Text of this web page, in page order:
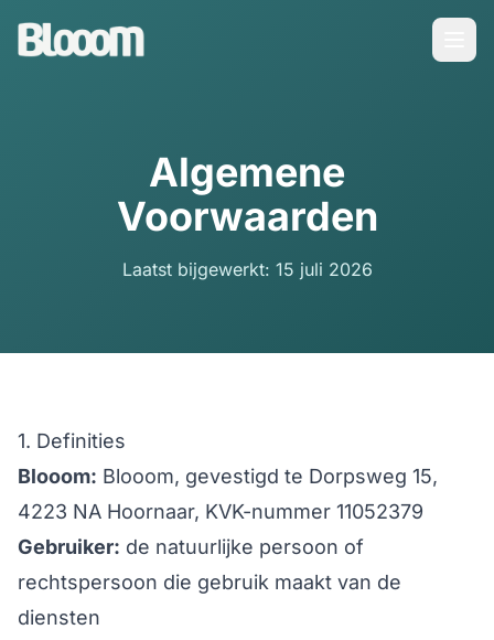
Algemene
Voorwaarden
Laatst bijgewerkt: 15 juli 2026
1. Definities
Blooom: Blooom, gevestigd te Dorpsweg 15,
4223 NA Hoornaar, KVK-nummer 11052379
Gebruiker: de natuurlijke persoon of
rechtspersoon die gebruik maakt van de
diensten